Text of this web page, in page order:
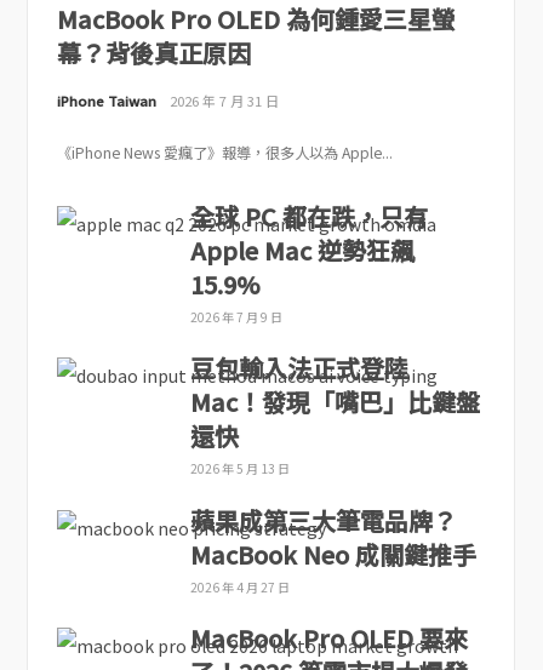
MacBook Pro OLED 為何鍾愛三星螢
幕？背後真正原因
iPhone Taiwan 2026 年 7 月 31 日
《iPhone News 愛瘋了》報導，很多人以為 Apple...
全球 PC 都在跌，只有
Apple Mac 逆勢狂飆
15.9%
2026 年 7 月 9 日
豆包輸入法正式登陸
Mac！發現「嘴巴」比鍵盤
還快
2026 年 5 月 13 日
蘋果成第三大筆電品牌？
MacBook Neo 成關鍵推手
2026 年 4 月 27 日
MacBook Pro OLED 要來